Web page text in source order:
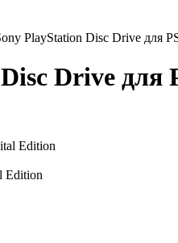
PlayStation Disc Drive для
Drive
Edition